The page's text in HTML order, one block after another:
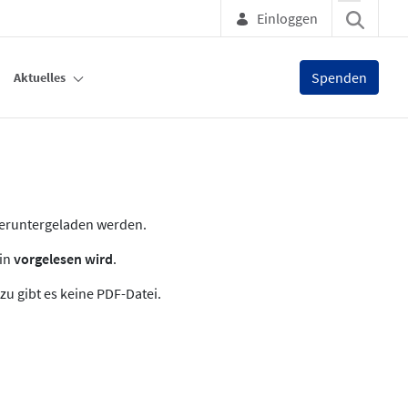
Einloggen
Aktuelles Spenden
werden.
vorgelesen wird.
gibt es keine PDF-Datei.